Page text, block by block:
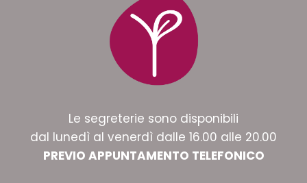
Le segreterie sono disponibili
dal lunedì al venerdì dalle 16.00 alle 20.00
PREVIO APPUNTAMENTO TELEFONICO